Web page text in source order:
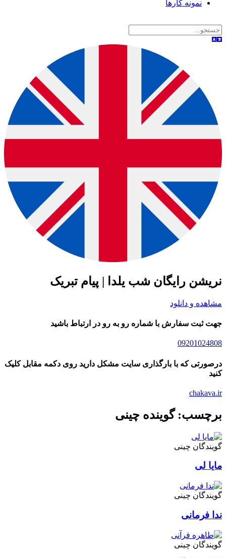
نمونه کارها
نریشن رایگان شب یلدا | پیام تبریک
مشاهده و دانلود
جهت ثبت سفارش با شماره رو به رو در ارتباط باشید
09201024808
درصورتی که با بارگذاری سایت مشکل دارید روی دکمه مقابل کلیک
کنید
chakava.ir
برچسب: گوینده چینی
گویندگان چینی
مایا لی
گویندگان چینی
ندا فرمانی
گویندگان چینی